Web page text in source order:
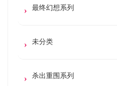
最终幻想系列
未分类
杀出重围系列